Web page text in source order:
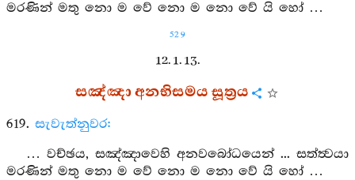
මරණින් මතු නො ම වේ නො ම නො වේ යි හෝ …
529
12. 1. 13.
සඤ්ඤා අනභිසමය සූත්‍රය
619. සැවැත්නුවර:
… වච්ඡය, සඤ්ඤාවෙහි අනවබෝධයෙන් ... සත්ත්‍වයා
මරණින් මතු නො ම වේ නො ම නො වේ යි හෝ …